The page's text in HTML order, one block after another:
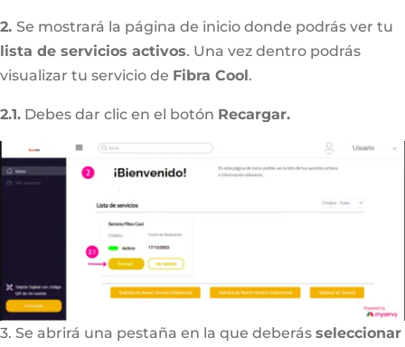
2. Se mostrará la página de inicio donde podrás ver tu
lista de servicios activos. Una vez dentro podrás
visualizar tu servicio de Fibra Cool.
2.1. Debes dar clic en el botón Recargar.
3. Se abrirá una pestaña en la que deberás seleccionar